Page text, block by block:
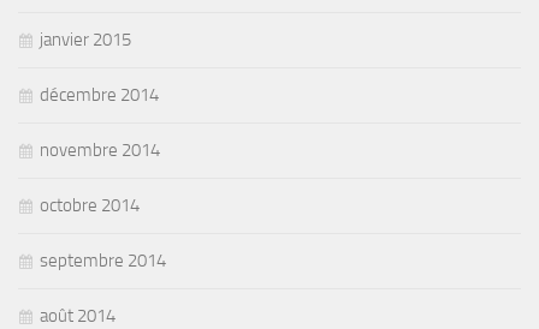
janvier 2015
décembre 2014
novembre 2014
octobre 2014
septembre 2014
août 2014